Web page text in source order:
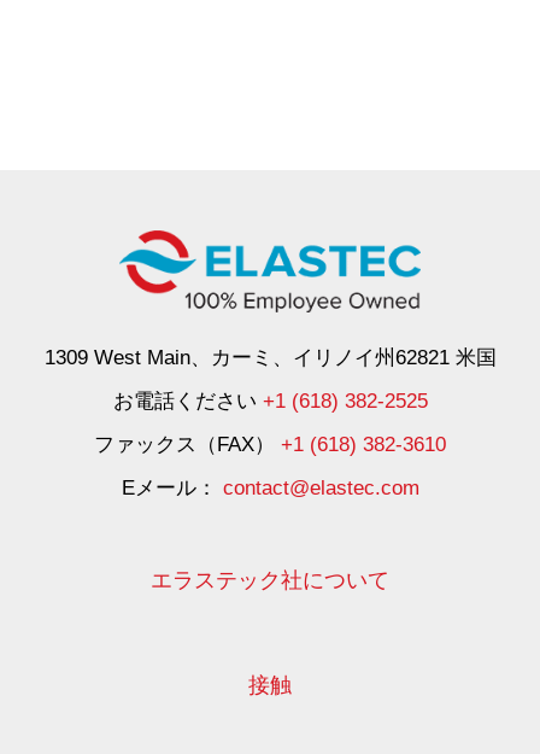
1309 West Main、カーミ、イリノイ州62821 米国
お電話ください +1 (618) 382-2525
ファックス（FAX） +1 (618) 382-3610
Eメール： contact@elastec.com
エラステック社について
接触